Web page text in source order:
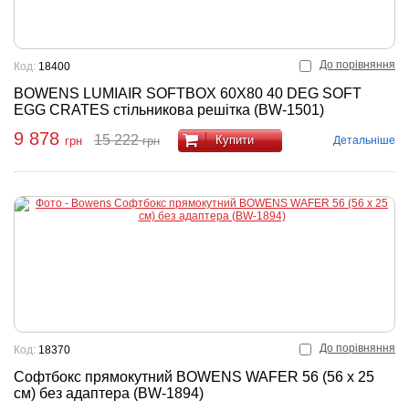
До порівняння
BOWENS LUMIAIR SOFTBOX 60X80 40 DEG SOFT
EGG CRATES стільникова решітка (BW-1501)
Код: 18400
9 878 грн 15 222грн Купити Детальніше
До порівняння
Софтбокс прямокутний BOWENS WAFER 56 (56 х 25
см) без адаптера (BW-1894)
Код: 18370